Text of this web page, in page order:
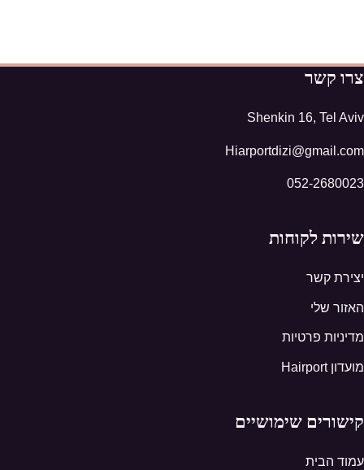
צרו קשר
Shenkin 16, Tel Aviv
Hiarportdizi@gmail.com
052-2680023
שירות לקוחות
יצירת קשר
האזור שלי
מדיניות פרטיות
מועדון Hairport
קישורים שימושיים
עמוד הבית